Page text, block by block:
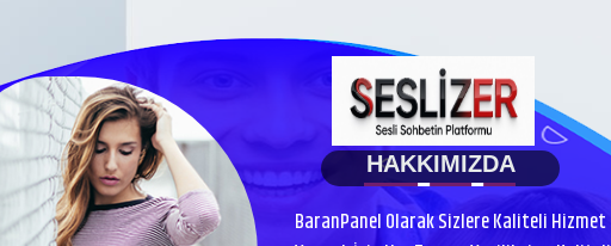
HAKKIMIZDA
BaranPanel Olarak Sizlere Kaliteli Hizmet